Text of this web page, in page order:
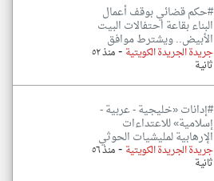
#حكم قضائي بوقف أعمال
البناء بقاعة احتفالات البيت
الأبيض.. ويشترط موافق
جريدة الجريدة الكويتية- منذ ٥٢
ثانية
#إدانات «خليجية - عربية -
إسلامية» للاعتداءات
الإرهابية لمليشيات الحوثي
جريدة الجريدة الكويتية - منذ ٥٦
ثانية